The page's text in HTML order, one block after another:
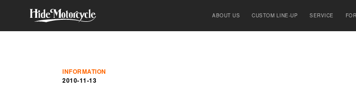
ABOUT US CUSTOM LINE-UP SERVICE
INFORMATION
2010-11-13